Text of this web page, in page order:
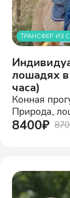
ТРАНСФЕР ИЗ
лошадях
часа)
Конная
Природа,
8400₽